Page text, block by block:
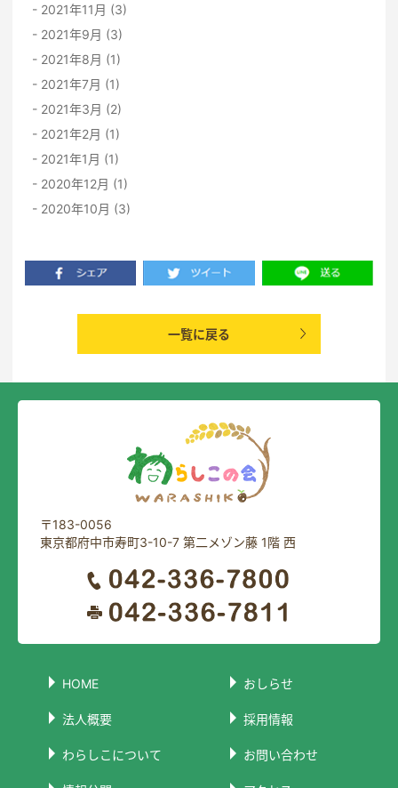
2021年11月 (3)
2021年9月 (3)
2021年8月 (1)
2021年7月 (1)
2021年3月 (2)
2021年2月 (1)
2021年1月 (1)
2020年12月 (1)
2020年10月 (3)
一覧に戻る
〒183-0056
東京都府中市寿町3-10-7 第二メゾン藤 1階 西
HOME
法人概要
わらしこについて
おしらせ
採用情報
お問い合わせ